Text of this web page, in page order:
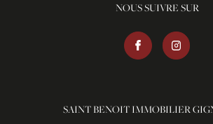
NOUS SUIVRE SUR
SAINT BENOIT IMMOBILIER